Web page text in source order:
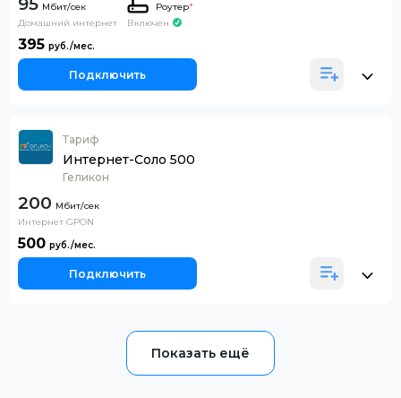
Домашний интернет
Роутер*
Включен
395
Подключить
Тариф
Интернет-Соло 500
Геликон
200
Интернет GPON
500
Подключить